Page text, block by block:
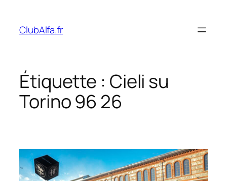
contenu
ClubAlfa.fr
Étiquette : Cieli su
Torino 96 26